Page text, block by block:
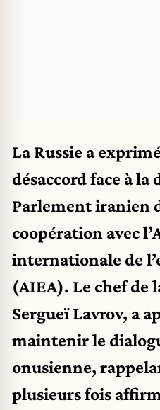
La Russie a
désaccord face à la
Parlement iranien
coopération avec
internationale de
(AIEA). Le chef de
Sergueï Lavrov, a
maintenir le
onusienne,
plusieurs fois